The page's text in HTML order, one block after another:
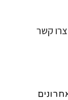
צרו קשר